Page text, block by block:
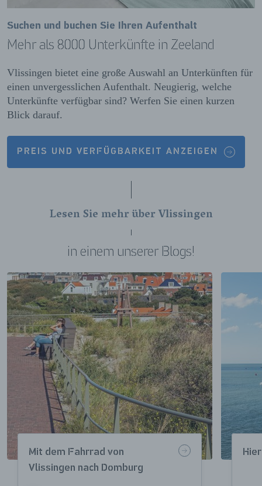
Suchen und buchen Sie Ihren Aufenthalt
Mehr als 8000 Unterkünfte in Zeeland
Vlissingen bietet eine große Auswahl an Unterkünften für
einen unvergesslichen Aufenthalt. Neugierig, welche
Unterkünfte verfügbar sind? Werfen Sie einen kurzen
Blick darauf.
PREIS UND VERFÜGBARKEIT ANZEIGEN
Lesen Sie mehr über Vlissingen
in einem unserer Blogs!
Mit dem Fahrrad von
Vlissingen nach Domburg